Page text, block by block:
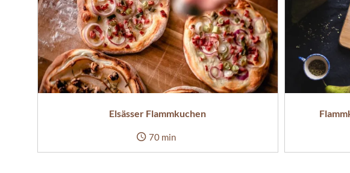
Elsässer Flammkuchen
70 min